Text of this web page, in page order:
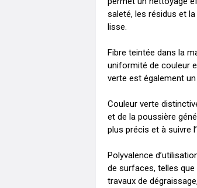
saleté, les résidus et
lisse.
Fibre teintée dans la
uniformité de couleur
verte est également
Couleur verte
et de la poussière
plus précis et à suivre
Polyvalence
de surfaces, telles
travaux de